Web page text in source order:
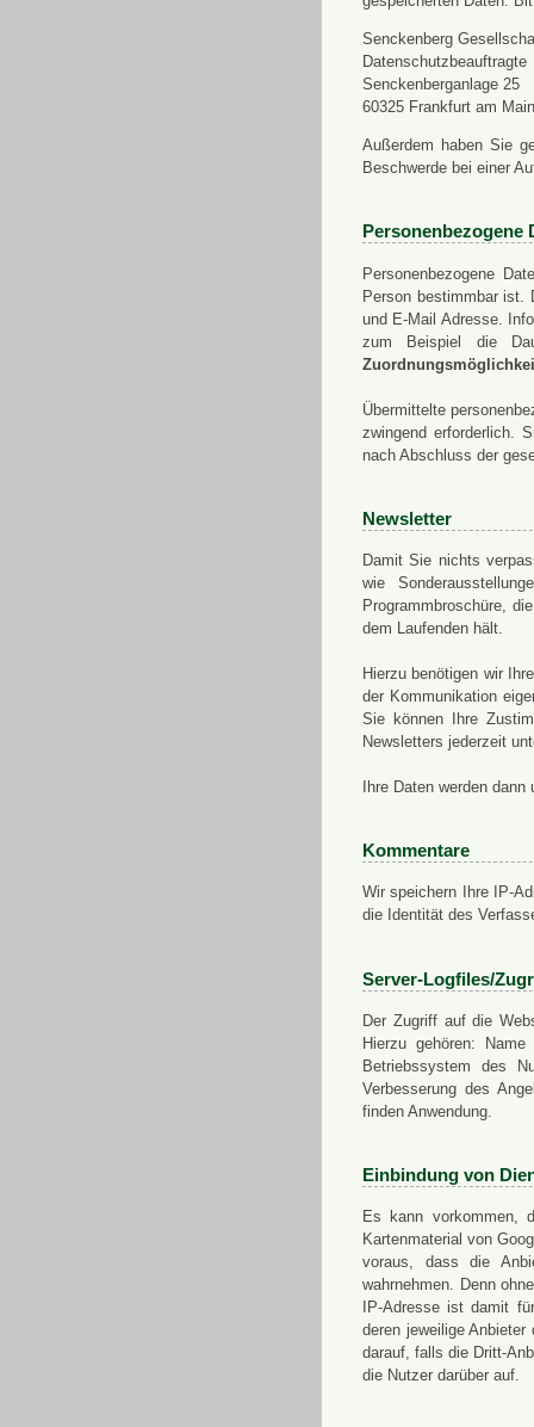
Senckenberg
Datenschutzbeauftragte
Senckenberganlage 25
60325 Frankfurt am Main
Außerdem haben Sie
Beschwerde bei einer
Personenbezogene
Personenbezogene
Person bestimmbar ist.
und E-Mail Adresse.
zum Beispiel die
Übermittelte
zwingend erforderlich.
nach Abschluss der
Newsletter
Damit Sie nichts
wie
Programmbroschüre,
dem Laufenden hält.
Hierzu benötigen wir
der Kommunikation
Sie können Ihre
Newsletters jederzeit
Ihre Daten werden
Kommentare
Wir speichern Ihre IP-
die Identität des
Server-Logfiles/
Der Zugriff auf die
Hierzu gehören:
Betriebssystem des
Verbesserung des
finden Anwendung.
Einbindung von
Es kann vorkommen,
Kartenmaterial von
voraus, dass die
wahrnehmen. Denn
IP-Adresse ist damit
deren jeweilige
darauf, falls die Dritt-
die Nutzer darüber auf.